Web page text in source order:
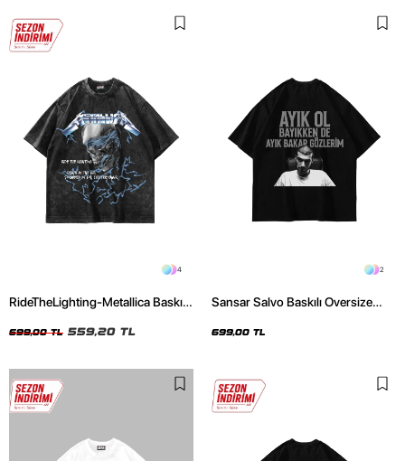
4
RideTheLighting-Metallica Baskılı
Tshirt
699,00 TL 559,20 TL
2
Sansar Salvo Baskılı Oversize
699,00 TL